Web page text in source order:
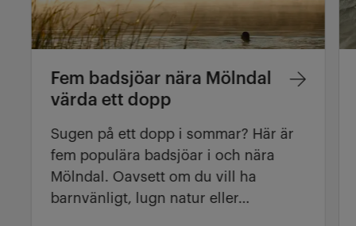
Fem badsjöar nära Mölndal
värda ett dopp
Sugen på ett dopp i sommar? Här är
fem populära badsjöar i och nära
Mölndal. Oavsett om du vill ha
barnvänligt, lugn natur eller…